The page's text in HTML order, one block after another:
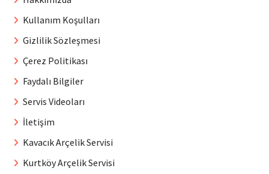
Kullanım Koşulları
Gizlilik Sözleşmesi
Çerez Politikası
Faydalı Bilgiler
Servis Videoları
İletişim
Kavacık Arçelik Servisi
Kurtköy Arçelik Servisi